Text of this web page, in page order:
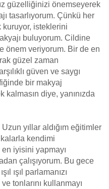
güzelliğinizi önemseyerek
tasarlıyorum. Çünkü her
kuruyor, isteklerini
buluyorum. Cildine
önem veriyorum. Bir de en
güzel zaman
güven ve saygı
bir makyaj
diye, yanınızda
yıllar aldığım eğitimler
kendimi
iyisini yapmayı
çalışıyorum. Bu gece
ışıl parlamanızı
tonlarını kullanmayı